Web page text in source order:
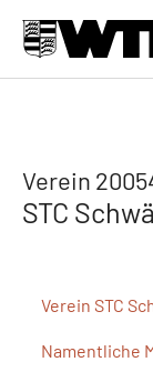
Verein
STC
Verein STC
Namentliche